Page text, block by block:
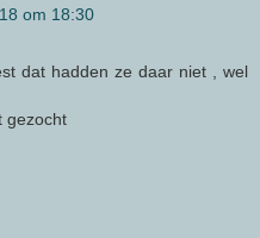
om 18:30
dat hadden ze daar niet , wel
gezocht